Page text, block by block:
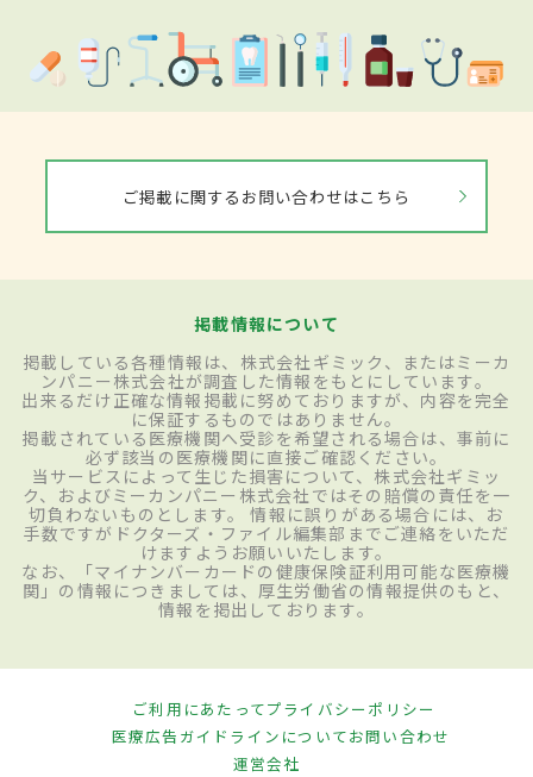
ご掲載に関するお問い合わせはこちら
掲載情報について
掲載している各種情報は、株式会社ギミック、またはミーカ
ンパニー株式会社が調査した情報をもとにしています。
出来るだけ正確な情報掲載に努めておりますが、内容を完全
に保証するものではありません。
掲載されている医療機関へ受診を希望される場合は、事前に
必ず該当の医療機関に直接ご確認ください。
当サービスによって生じた損害について、株式会社ギミッ
ク、およびミーカンパニー株式会社ではその賠償の責任を一
切負わないものとします。 情報に誤りがある場合には、お
手数ですがドクターズ・ファイル編集部までご連絡をいただ
けますようお願いいたします。
なお、「マイナンバーカードの健康保険証利用可能な医療機
関」の情報につきましては、厚生労働省の情報提供のもと、
情報を掲出しております。
ご利用にあたってプライバシーポリシー
医療広告ガイドラインについてお問い合わせ
運営会社